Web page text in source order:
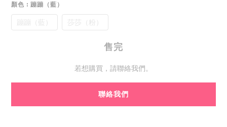
顏色 : 蹦蹦（藍）
蹦蹦（藍） 莎莎（粉）
售完
若想購買，請聯絡我們。
聯絡我們